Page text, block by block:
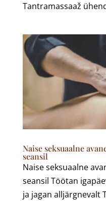
Tantramassaaž
Naise seksuaalne
seansil
Naise seksuaalne
seansil Töötan
ja jagan alljärgnevalt